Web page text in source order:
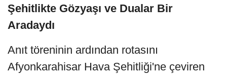
Şehitlikte Gözyaşı ve Dualar Bir
Aradaydı
Anıt töreninin ardından rotasını
Afyonkarahisar Hava Şehitliği'ne çeviren